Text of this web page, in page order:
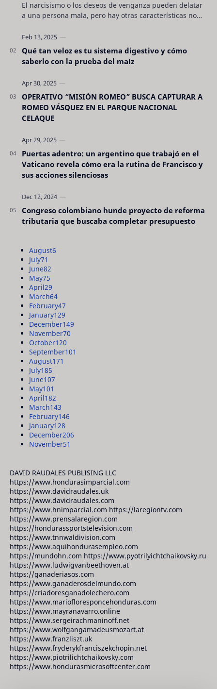
El narcisismo o los deseos de venganza pueden delatar
a una persona mala, pero hay otras características no
Qué tan veloz es tu sistema digestivo y cómo
saberlo con la prueba del maíz
OPERATIVO “MISIÓN ROMEO” BUSCA CAPTURAR A
ROMEO VÁSQUEZ EN EL PARQUE NACIONAL
CELAQUE
Puertas adentro: un argentino que trabajó en el
Vaticano revela cómo era la rutina de Francisco y
sus acciones silenciosas
Congreso colombiano hunde proyecto de reforma
tributaria que buscaba completar presupuesto
August6
July71
June82
May75
April29
March64
February47
January129
December149
November70
October120
September101
August171
July185
June107
May101
April182
March143
February146
January128
December206
November51
DAVID RAUDALES PUBLISING LLC
https://www.hondurasimparcial.com
https://www.davidraudales.uk
https://www.davidraudales.com
https://www.hnimparcial.com https://laregiontv.com
https://www.prensalaregion.com
https://hondurassportstelevision.com
https://www.tnnwaldivision.com
https://www.aquihondurasempleo.com
https://mundohn.com https://www.pyotrilyichtchaikovsky.ru
https://www.ludwigvanbeethoven.at
https://ganaderiasos.com
https://www.ganaderosdelmundo.com
https://criadoresganadolechero.com
https://www.mariofloresponcehonduras.com
https://www.mayranavarro.online
https://www.sergeirachmaninoff.net
https://www.wolfgangamadeusmozart.at
https://www.franzliszt.uk
https://www.fryderykfranciszekchopin.net
https://www.piotrilichtchaikovsky.com
https://www.hondurasmicrosoftcenter.com